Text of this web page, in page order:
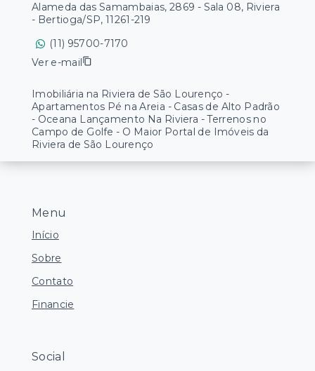
Menu
Início
Sobre
Contato
Financie
Social
Alameda das Samambaias, 2869 - Sala 08, Riviera
- Bertioga/SP, 11261-219
(11) 95700-7170
Ver e-mail
Imobiliária na Riviera de São Lourenço -
Apartamentos Pé na Areia - Casas de Alto Padrão
- Oceana Lançamento Na Riviera - Terrenos no
Campo de Golfe - O Maior Portal de Imóveis da
Riviera de São Lourenço